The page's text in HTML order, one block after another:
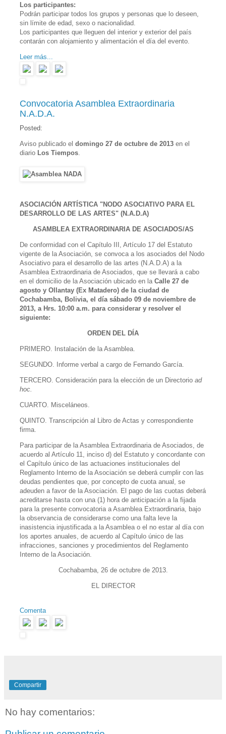
Los participantes:
Podrán participar todos los grupos y personas que lo deseen,
sin límite de edad, sexo o nacionalidad.
Los participantes que lleguen del interior y exterior del país
contarán con alojamiento y alimentación el día del evento.
Leer más...
Convocatoria Asamblea Extraordinaria
N.A.D.A.
Posted:
Aviso publicado el domingo 27 de octubre de 2013 en el
diario Los Tiempos
ASOCIACIÓN ARTÍSTICA "NODO ASOCIATIVO PARA EL
DESARROLLO DE LAS ARTES" (N.A.D.A)
ASAMBLEA EXTRAORDINARIA DE ASOCIADOS/AS
De conformidad con el Capítulo III, Artículo 17 del Estatuto
vigente de la Asociación, se convoca a los asociados del Nodo
Asociativo para el desarrollo de las artes (N.A.D.A) a la
Asamblea Extraordinaria de Asociados, que se llevará a cabo
en el domicilio de la Asociación ubicado en la Calle 27 de
agosto y Ollantay (Ex Matadero) de la ciudad de
Cochabamba, Bolivia, el día sábado 09 de noviembre de
2013, a Hrs. 10:00 a.m. para considerar y resolver el
siguiente:
ORDEN DEL DÍA
PRIMERO. Instalación de la Asamblea.
SEGUNDO. Informe verbal a cargo de Fernando García.
TERCERO. Consideración para la elección de un Directorio ad
hoc.
CUARTO. Misceláneos.
QUINTO. Transcripción al Libro de Actas y correspondiente
firma.
Para participar de la Asamblea Extraordinaria de Asociados, de
acuerdo al Artículo 11, inciso d) del Estatuto y concordante con
el Capítulo único de las actuaciones institucionales del
Reglamento Interno de la Asociación se deberá cumplir con las
deudas pendientes que, por concepto de cuota anual, se
adeuden a favor de la Asociación. El pago de las cuotas deberá
acreditarse hasta con una (1) hora de anticipación a la fijada
para la presente convocatoria a Asamblea Extraordinaria, bajo
la observancia de considerarse como una falta leve la
inasistencia injustificada a la Asamblea o el no estar al día con
los aportes anuales, de acuerdo al Capítulo único de las
infracciones, sanciones y procedimientos del Reglamento
Interno de la Asociación.
Cochabamba, 26 de octubre de 2013.
EL DIRECTOR
Comenta
Compartir
No hay comentarios: